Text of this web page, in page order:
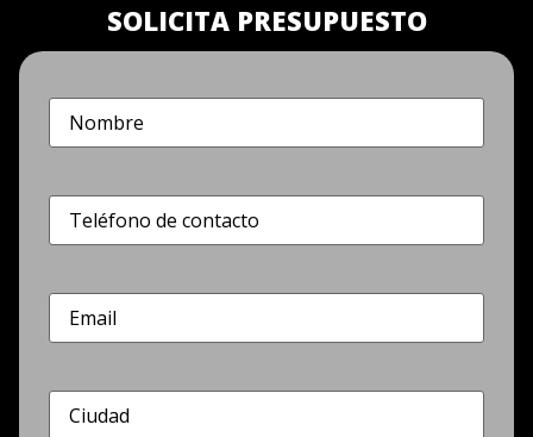
SOLICITA PRESUPUESTO
Nombre
Teléfono(Obligatorio)
Correo
electrónico
Dirección